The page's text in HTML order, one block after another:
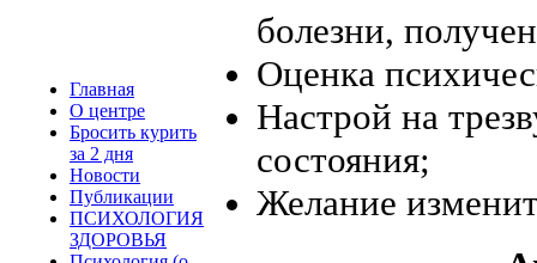
Главная
О центре
Бросить курить
за 2 дня
Новости
Публикации
ПСИХОЛОГИЯ
ЗДОРОВЬЯ
болезни,
Оценка
Настрой на
состояния;
Желание